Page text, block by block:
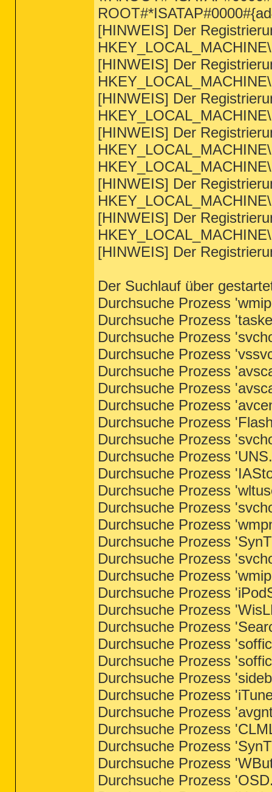
[HINWEIS] Der
[HINWEIS] Der
[HINWEIS] Der
[HINWEIS] Der
[HINWEIS] Der
[HINWEIS] Der
[HINWEIS] Der
Der Suchlauf über
Durchsuche Prozess
Durchsuche Prozess
Durchsuche Prozess
Durchsuche Prozess
Durchsuche Prozess
Durchsuche Prozess
Durchsuche Prozess
Durchsuche Prozess
Durchsuche Prozess
Durchsuche Prozess
Durchsuche Prozess
Durchsuche Prozess
Durchsuche Prozess
Durchsuche Prozess
Durchsuche Prozess
Durchsuche Prozess
Durchsuche Prozess
Durchsuche Prozess
Durchsuche Prozess
Durchsuche Prozess
Durchsuche Prozess
Durchsuche Prozess
Durchsuche Prozess
Durchsuche Prozess
Durchsuche Prozess
Durchsuche Prozess
Durchsuche Prozess
Durchsuche Prozess
Durchsuche Prozess